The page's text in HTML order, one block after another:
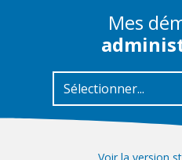
Mes